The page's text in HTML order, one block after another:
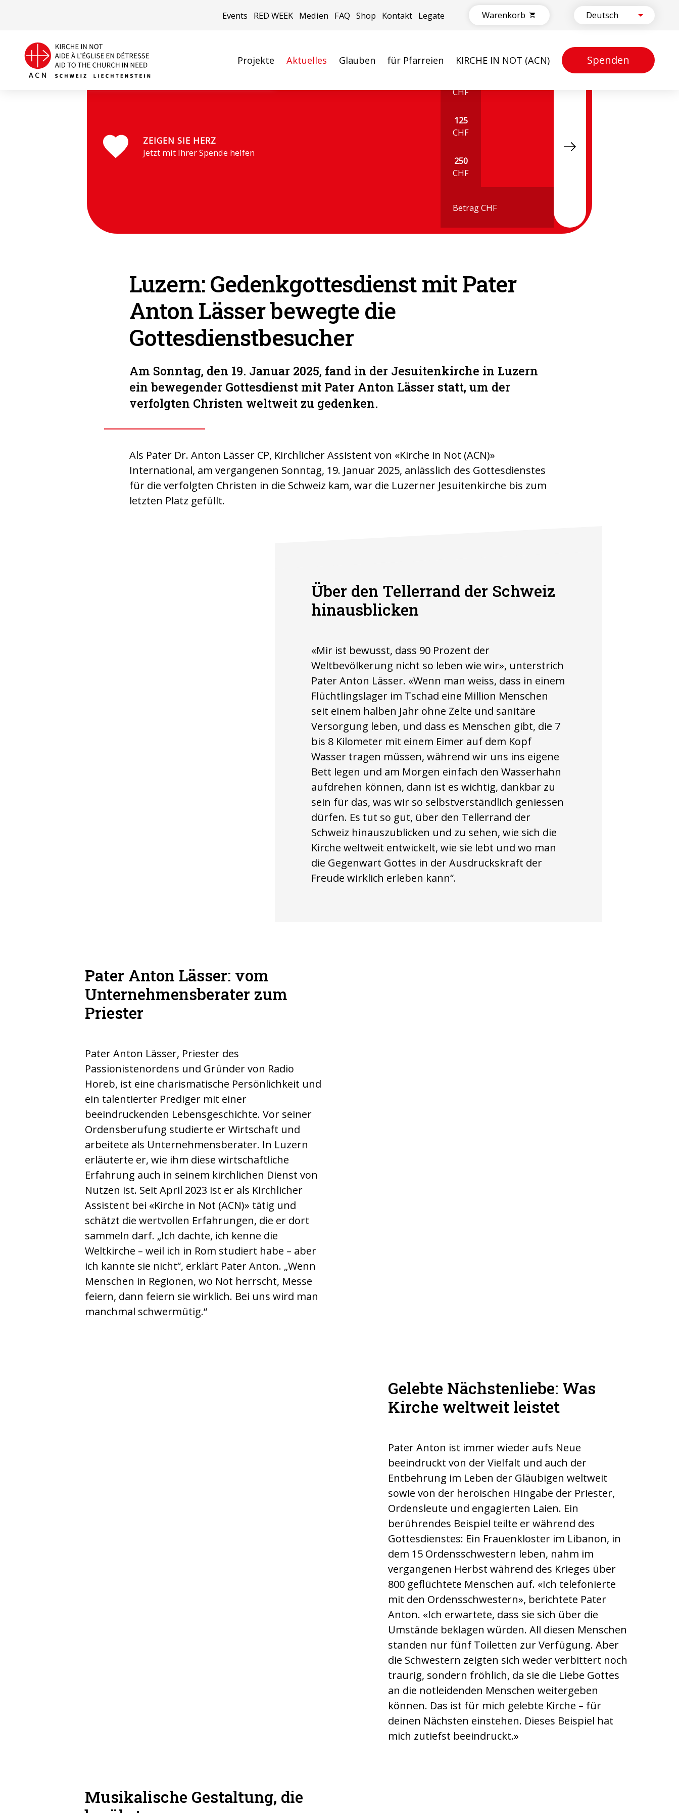
Events RED WEEK Medien FAQ Shop Kontakt Legate Warenkorb
Projekte Aktuelles Glauben für Pfarreien KIRCHE IN NOT (ACN) Spenden
Zahlreiche Priester kamen zum Gedenkgottesdienst nach Luzern
ZEIGEN SIE HERZ
Jetzt mit Ihrer Spende helfen
CHF
125
CHF
250
CHF
Luzern: Gedenkgottesdienst mit Pater
Anton Lässer bewegte die
Gottesdienstbesucher
Am Sonntag, den 19. Januar 2025, fand in der Jesuitenkirche in Luzern
ein bewegender Gottesdienst mit Pater Anton Lässer statt, um der
verfolgten Christen weltweit zu gedenken.
Als Pater Dr. Anton Lässer CP, Kirchlicher Assistent von «Kirche in Not (ACN)»
International, am vergangenen Sonntag, 19. Januar 2025, anlässlich des Gottesdienstes
für die verfolgten Christen in die Schweiz kam, war die Luzerner Jesuitenkirche bis zum
letzten Platz gefüllt.
Über den Tellerrand der Schweiz
hinausblicken
«Mir ist bewusst, dass 90 Prozent der
Weltbevölkerung nicht so leben wie wir», unterstrich
Pater Anton Lässer. «Wenn man weiss, dass in einem
Flüchtlingslager im Tschad eine Million Menschen
seit einem halben Jahr ohne Zelte und sanitäre
Versorgung leben, und dass es Menschen gibt, die 7
bis 8 Kilometer mit einem Eimer auf dem Kopf
Wasser tragen müssen, während wir uns ins eigene
Bett legen und am Morgen einfach den Wasserhahn
aufdrehen können, dann ist es wichtig, dankbar zu
sein für das, was wir so selbstverständlich geniessen
dürfen. Es tut so gut, über den Tellerrand der
Schweiz hinauszublicken und zu sehen, wie sich die
Kirche weltweit entwickelt, wie sie lebt und wo man
die Gegenwart Gottes in der Ausdruckskraft der
Freude wirklich erleben kann“.
Pater Anton Lässer: vom
Unternehmensberater zum
Priester
Pater Anton Lässer, Priester des
Passionistenordens und Gründer von Radio
Horeb, ist eine charismatische Persönlichkeit und
ein talentierter Prediger mit einer
beeindruckenden Lebensgeschichte. Vor seiner
Ordensberufung studierte er Wirtschaft und
arbeitete als Unternehmensberater. In Luzern
erläuterte er, wie ihm diese wirtschaftliche
Erfahrung auch in seinem kirchlichen Dienst von
Nutzen ist. Seit April 2023 ist er als Kirchlicher
Assistent bei «Kirche in Not (ACN)» tätig und
schätzt die wertvollen Erfahrungen, die er dort
sammeln darf. „Ich dachte, ich kenne die
Weltkirche – weil ich in Rom studiert habe – aber
ich kannte sie nicht“, erklärt Pater Anton. „Wenn
Menschen in Regionen, wo Not herrscht, Messe
feiern, dann feiern sie wirklich. Bei uns wird man
manchmal schwermütig.“
Gelebte Nächstenliebe: Was
Kirche weltweit leistet
Pater Anton ist immer wieder aufs Neue
beeindruckt von der Vielfalt und auch der
Entbehrung im Leben der Gläubigen weltweit
sowie von der heroischen Hingabe der Priester,
Ordensleute und engagierten Laien. Ein
berührendes Beispiel teilte er während des
Gottesdienstes: Ein Frauenkloster im Libanon, in
dem 15 Ordensschwestern leben, nahm im
vergangenen Herbst während des Krieges über
800 geflüchtete Menschen auf. «Ich telefonierte
mit den Ordensschwestern», berichtete Pater
Anton. «Ich erwartete, dass sie sich über die
Umstände beklagen würden. All diesen Menschen
standen nur fünf Toiletten zur Verfügung. Aber
die Schwestern zeigten sich weder verbittert noch
traurig, sondern fröhlich, da sie die Liebe Gottes
an die notleidenden Menschen weitergeben
können. Das ist für mich gelebte Kirche – für
deinen Nächsten einstehen. Dieses Beispiel hat
mich zutiefst beeindruckt.»
Musikalische Gestaltung, die